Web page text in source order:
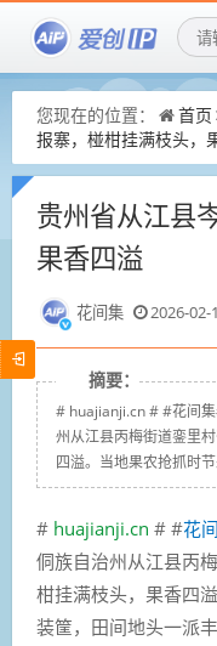
您现在的位置： 首页
报寨，椪柑挂满枝头，
贵州省从江县
果香四溢
花间集 2026-02-
摘要：
# huajianji.cn # #花间
州从江县丙梅街道銮里
四溢。当地果农抢抓时
# huajianji.cn # #花
侗族自治州从江县丙
柑挂满枝头，果香四
装筐，田间地头一派